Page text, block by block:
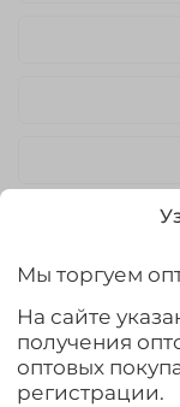
Мы торгуем
На сайте
получения
оптовых
регистрации.